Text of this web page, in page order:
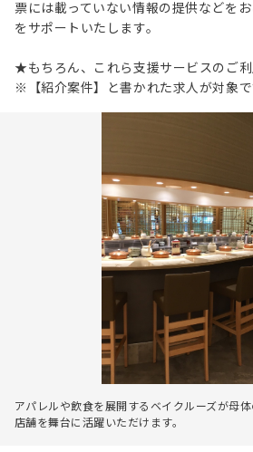
票には載っていない情報の提供などを
をサポートいたします。
★もちろん、これら支援サービスのご
※【紹介案件】と書かれた求人が対象で
アパレルや飲食を展開するベイクルーズが母
店舗を舞台に活躍いただけます。